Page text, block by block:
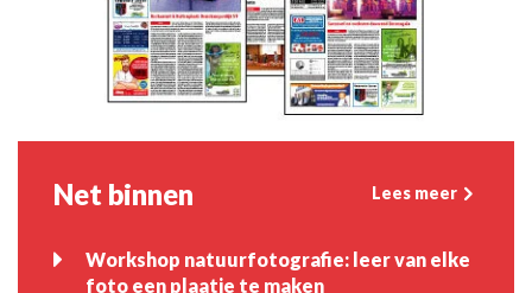
Net binnen Lees meer
Workshop natuurfotografie: leer van elke
foto een plaatje te maken